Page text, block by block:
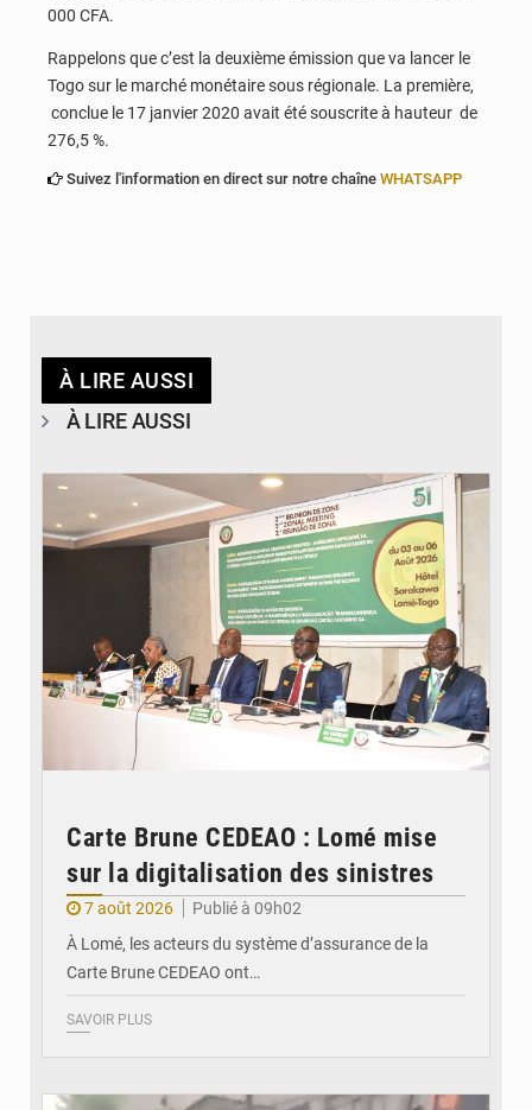
000 CFA.
Rappelons que c’est la deuxième émission que va lancer le
Togo sur le marché monétaire sous régionale. La première,
conclue le 17 janvier 2020 avait été souscrite à hauteur de
276,5 %.
Suivez l'information en direct sur notre chaîne WHATSAPP
À LIRE AUSSI
À LIRE AUSSI
Carte Brune CEDEAO : Lomé mise
sur la digitalisation des sinistres
7 août 2026
Publié à 09h02
À Lomé, les acteurs du système d’assurance de la
Carte Brune CEDEAO ont…
SAVOIR PLUS